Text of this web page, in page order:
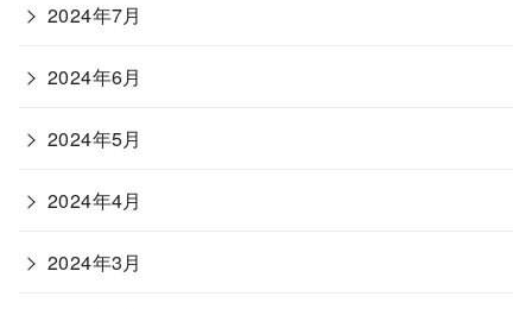
2024年7月
2024年6月
2024年5月
2024年4月
2024年3月